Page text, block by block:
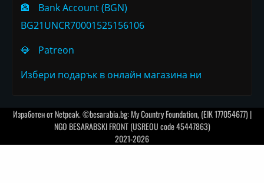
🏦
Bank Account (BGN)
BG21UNCR70001525156106
💎
Patreon
Избери подарък в онлайн магазина ни
Изработен отNetpeak. ©besarabia.bg: My Country Foundation, (EIK 177054677) |
NGO BESARABSKI FRONT (USREOU code 45447863)
2021-2026